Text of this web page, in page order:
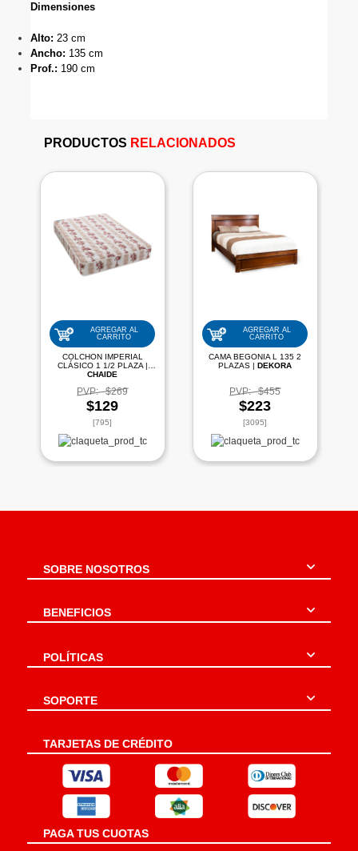
Dimensiones
Alto: 23 cm
Ancho: 135 cm
Prof.: 190 cm
PRODUCTOS RELACIONADOS
AGREGAR AL
CARRITO
COLCHON IMPERIAL
CHAIDE
PVP: $269
$129
[795]
AGREGAR AL
CARRITO
CAMA BEGONIA L 135 2
DEKORA
PVP: $455
$223
[3095]
SOBRE NOSOTROS
BENEFICIOS
POLÍTICAS
SOPORTE
TARJETAS DE CRÉDITO
PAGA TUS CUOTAS